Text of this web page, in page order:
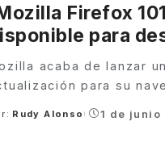
Firefox
para
acaba de lanzar
para su
Rudy Alonso 1 de junio